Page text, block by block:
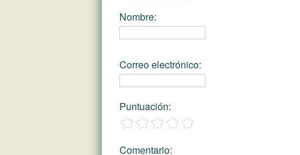
Nombre:
Correo electrónico:
Puntuación:
Comentario: